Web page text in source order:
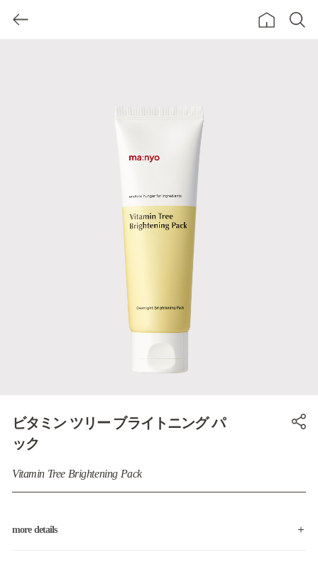
ビタミン ツリー ブライトニング パ
ック
Vitamin Tree Brightening Pack
more details